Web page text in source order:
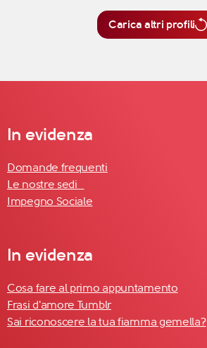
Carica altri profili
In evidenza
Domande frequenti
Le nostre sedi
Impegno Sociale
In evidenza
Cosa fare al primo appuntamento
Frasi d'amore Tumblr
Sai riconoscere la tua fiamma gemella?